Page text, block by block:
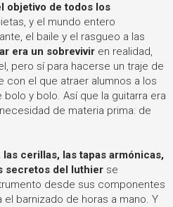
objetivo de todos los
y el mundo entero
el baile y el rasgueo a las
era un sobrevivir en realidad,
pero sí para hacerse un traje de
con el que atraer alumnos a los
y bolo. Así que la guitarra era
de materia prima: de
cerillas, las tapas armónicas,
secretos del luthier se
desde sus componentes
barnizado de horas a mano. Y